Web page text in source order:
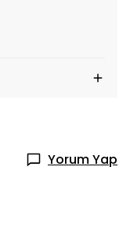
Yorum Yap